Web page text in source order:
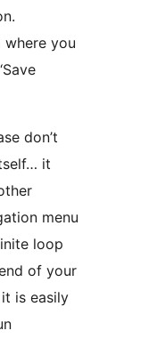
where you
don’t
it
menu
of your